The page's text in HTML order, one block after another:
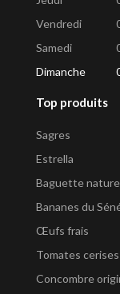
Vendredi
Samedi
Dimanche
Top produits
Sagres
Estrella
Baguette
Bananes du
Œufs frais
Tomates
Concombre